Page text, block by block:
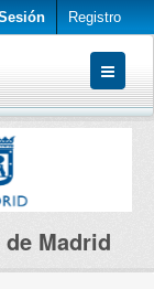
Registro
Madrid